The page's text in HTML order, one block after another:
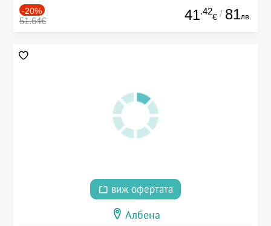
-20%
51.64€ 41.42
€ / 81лв.
виж офертата
Албена